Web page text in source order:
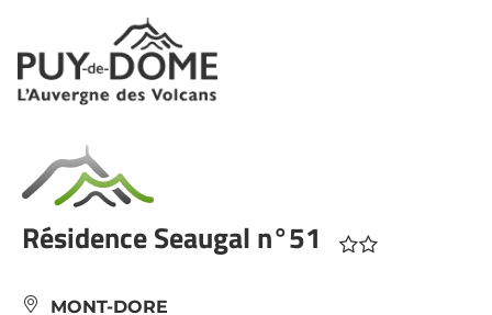
Panneau de gestion des cookies
Résidence Seaugal n°51
MONT-DORE